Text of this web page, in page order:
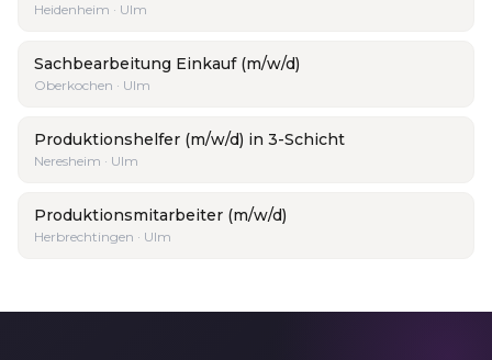
Heidenheim · Ulm
Sachbearbeitung Einkauf (m/w/d)
Oberkochen · Ulm
Produktionshelfer (m/w/d) in 3-Schicht
Neresheim · Ulm
Produktionsmitarbeiter (m/w/d)
Herbrechtingen · Ulm